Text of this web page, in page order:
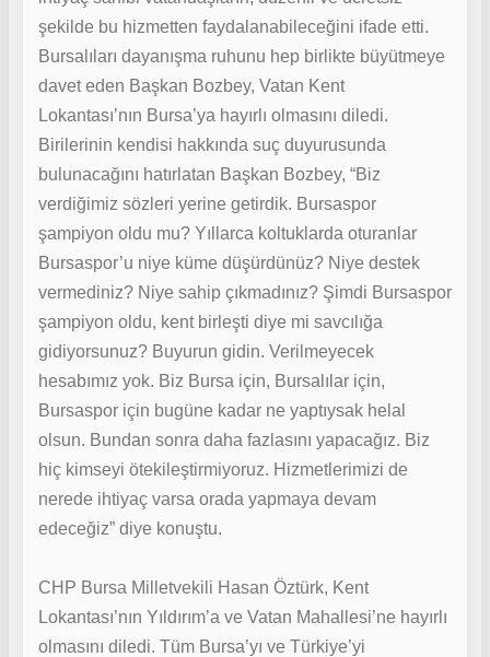
şekilde bu hizmetten faydalanabileceğini ifade etti.
Bursalıları dayanışma ruhunu hep birlikte büyütmeye
davet eden Başkan Bozbey, Vatan Kent
Lokantası’nın Bursa’ya hayırlı olmasını diledi.
Birilerinin kendisi hakkında suç duyurusunda
bulunacağını hatırlatan Başkan Bozbey, “Biz
verdiğimiz sözleri yerine getirdik. Bursaspor
şampiyon oldu mu? Yıllarca koltuklarda oturanlar
Bursaspor’u niye küme düşürdünüz? Niye destek
vermediniz? Niye sahip çıkmadınız? Şimdi Bursaspor
şampiyon oldu, kent birleşti diye mi savcılığa
gidiyorsunuz? Buyurun gidin. Verilmeyecek
hesabımız yok. Biz Bursa için, Bursalılar için,
Bursaspor için bugüne kadar ne yaptıysak helal
olsun. Bundan sonra daha fazlasını yapacağız. Biz
hiç kimseyi ötekileştirmiyoruz. Hizmetlerimizi de
nerede ihtiyaç varsa orada yapmaya devam
edeceğiz” diye konuştu.
CHP Bursa Milletvekili Hasan Öztürk, Kent
Lokantası’nın Yıldırım’a ve Vatan Mahallesi’ne hayırlı
olmasını diledi. Tüm Bursa’yı ve Türkiye’yi